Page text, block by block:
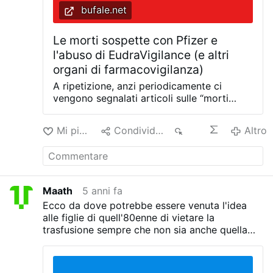
essenziale su cui l'”effetto Magneto” è la
presenza di metalli da iniettare. Come
buona parte dei preparati non …
bufale.net
Le morti sospette con Pfizer e
l'abuso di EudraVigilance (e altri
organi di farmacovigilanza)
A ripetizione, anzi periodicamente ci
vengono segnalati articoli sulle “morti
passato consumarsi in America, e che ha la
capacità di estendersi in tutto il mondo
dell’informazione. O quantomeno ovunque
“morti sospette con Pfizer” Il problema
fondamentale della farmacovigilanza è
che, per citare le avvertenze riportate su
EudraVigilance, il collettore di segnalazioni
europeo: “Le segnalazioni di presunte
reazioni avverse da sole sono scarsamente
Mi piace Condividere Altro
Maath
5 anni fa
Ecco da dove potrebbe essere venuta l'idea
alle figlie di quell'80enne di vietare la
trasfusione sempre che non sia anche quella